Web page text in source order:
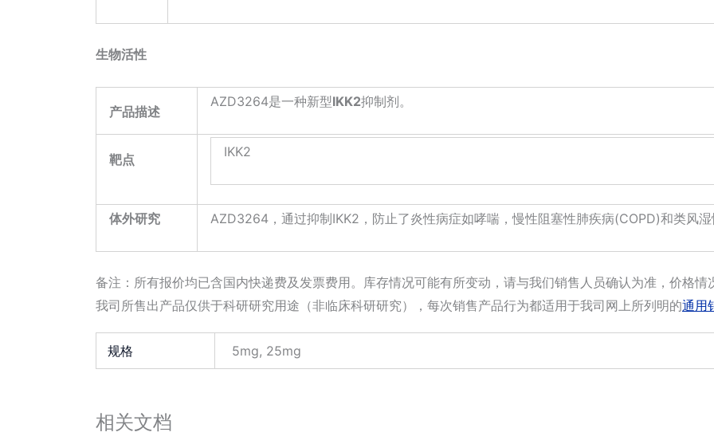
生物活性
产品描述
AZD3264是一种新型IKK2抑制剂。
靶点 IKK2
体外研究 AZD3264，通过抑制IKK2，防止了炎性病症如哮喘，慢性阻塞性肺疾病(COPD)和类风
备注：所有报价均已含国内快递费及发票费用。库存情况可能有所变动，请与我们销售人员确认为准，价格
我司所售出产品仅供于科研研究用途（非临床科研研究），每次销售产品行为都适用于我司网上所列明的通用
规格 5mg, 25mg
相关文档